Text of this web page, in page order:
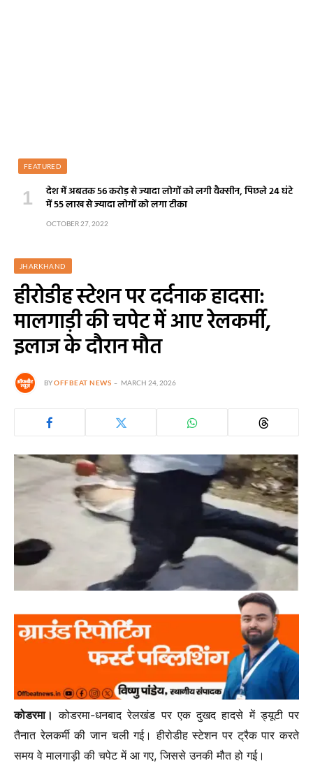
FEATURED
देश में अबतक 56 करोड़ से ज्यादा लोगों को लगी वैक्सीन, पिछले 24 घंटे
में 55 लाख से ज्यादा लोगों को लगा टीका
OCTOBER 27, 2022
JHARKHAND
हीरोडीह स्टेशन पर दर्दनाक हादसा:
मालगाड़ी की चपेट में आए रेलकर्मी,
इलाज के दौरान मौत
BYOFFBEAT NEWS MARCH 24, 2026
कोडरमा। कोडरमा-धनबाद रेलखंड पर एक दुखद हादसे में ड्यूटी पर
तैनात रेलकर्मी की जान चली गई। हीरोडीह स्टेशन पर ट्रैक पार करते
समय वे मालगाड़ी की चपेट में आ गए, जिससे उनकी मौत हो गई।